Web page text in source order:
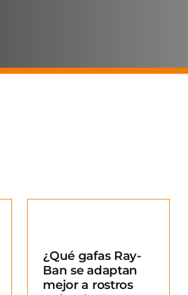
¿Qué gafas Ray-
Ban se adaptan
mejor a rostros